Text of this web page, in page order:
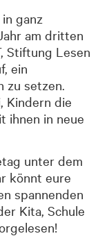
ganz
am dritten
Stiftung Lesen
ein
zu setzen.
Kindern die
ihnen in neue
unter dem
könnt eure
spannenden
Kita, Schule